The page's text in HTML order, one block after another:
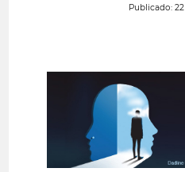
Publicado: